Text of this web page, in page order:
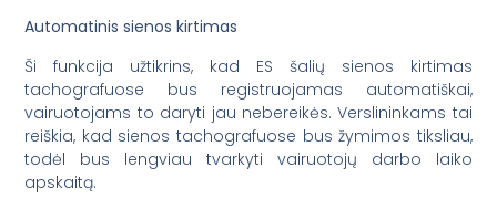
Automatinis sienos kirtimas
Ši funkcija užtikrins, kad ES šalių sienos kirtimas
tachografuose bus registruojamas automatiškai,
vairuotojams to daryti jau nebereikės. Verslininkams tai
reiškia, kad sienos tachografuose bus žymimos tiksliau,
todėl bus lengviau tvarkyti vairuotojų darbo laiko
apskaitą.